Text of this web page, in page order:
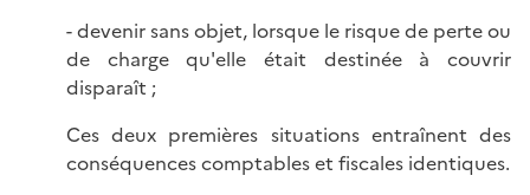
- devenir sans objet, lorsque le risque de perte ou
de charge qu'elle était destinée à couvrir
disparaît ;
Ces deux premières situations entraînent des
conséquences comptables et fiscales identiques.